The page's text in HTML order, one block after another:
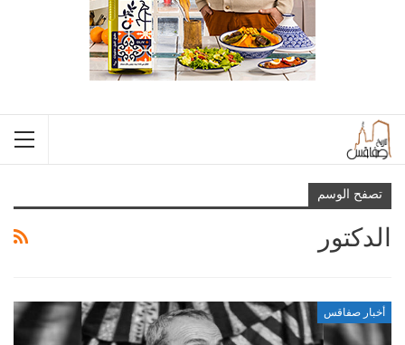
تصفح الوسم
الدكتور
أخبار صفاقس